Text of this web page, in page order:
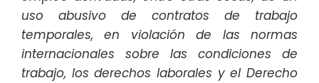
uso abusivo de contratos de trabajo
temporales, en violación de las normas
internacionales sobre las condiciones de
trabajo, los derechos laborales y el Derecho